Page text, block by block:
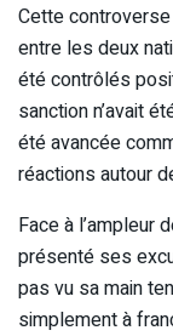
Cette
entre les deux
été contrôlés
sanction n’avait
été avancée
réactions autour
Face à l’ampleur
présenté ses
pas vu sa main
simplement à